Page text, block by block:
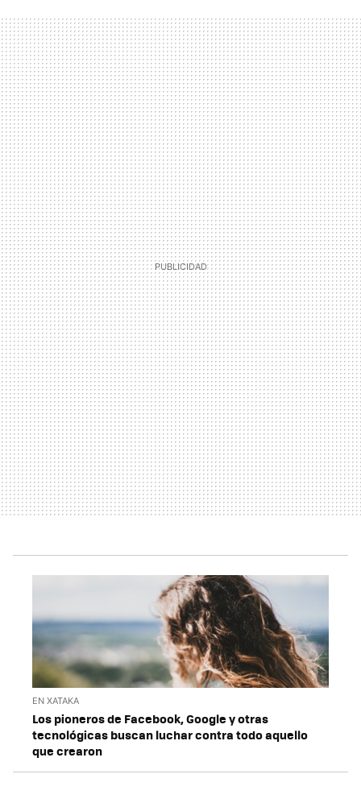
EN XATAKA
Los pioneros de Facebook, Google y otras
tecnológicas buscan luchar contra todo aquello
que crearon